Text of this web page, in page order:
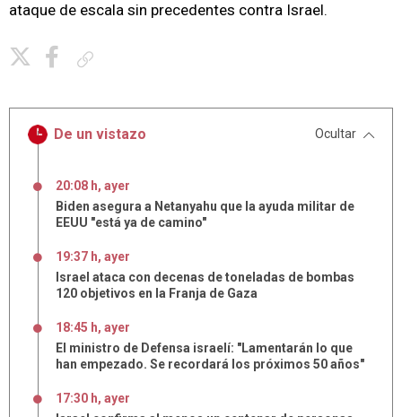
ataque de escala sin precedentes contra Israel.
De un vistazo Ocultar
20:08 h, ayer
Biden asegura a Netanyahu que la ayuda militar de
EEUU "está ya de camino"
19:37 h, ayer
Israel ataca con decenas de toneladas de bombas
120 objetivos en la Franja de Gaza
18:45 h, ayer
El ministro de Defensa israelí: "Lamentarán lo que
han empezado. Se recordará los próximos 50 años"
17:30 h, ayer